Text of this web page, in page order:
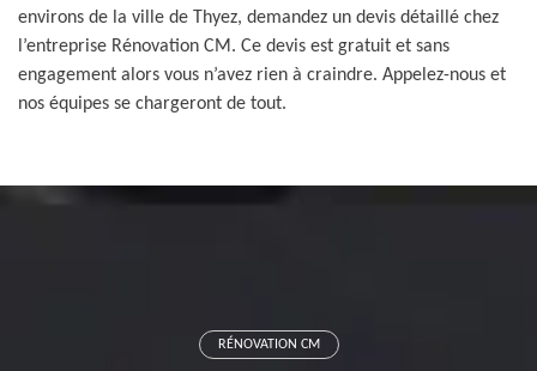
environs de la ville de Thyez, demandez un devis détaillé chez
l’entreprise Rénovation CM. Ce devis est gratuit et sans
engagement alors vous n’avez rien à craindre. Appelez-nous et
nos équipes se chargeront de tout.
RÉNOVATION CM